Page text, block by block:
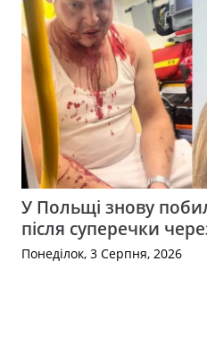
У Польщі знову
після суперечки
Понеділок, 3 Серпня, 2026